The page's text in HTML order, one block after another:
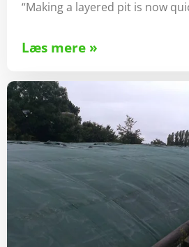
“Making a layered pit is now
Læs mere »